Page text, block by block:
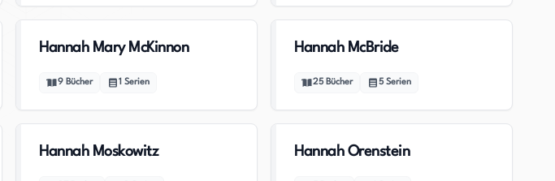
Hannah Mary McKinnon
9 Bücher 1 Serien
Hannah McBride
25 Bücher 5 Serien
Hannah Moskowitz Hannah Orenstein